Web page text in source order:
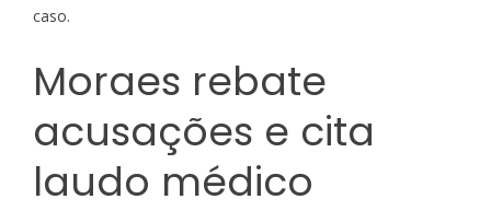
caso.
Moraes rebate
acusações e cita
laudo médico